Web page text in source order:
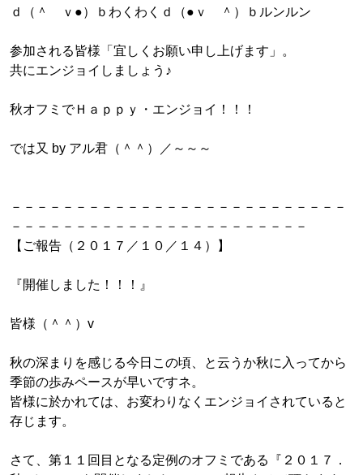
ｄ（＾ ｖ●）ｂわくわくｄ（●ｖ ＾）ｂルンルン
参加される皆様「宜しくお願い申し上げます」。
共にエンジョイしましょう♪
秋オフミでＨａｐｐｙ・エンジョイ！！！
では又 by アル君（＾＾）／～～～
－－－－－－－－－－－－－－－－－－－－－－－－－－
－－－－－－－－－－－－－－－－－－－－－－－
【ご報告（２０１７／１０／１４）】
『開催しました！！！』
皆様（＾＾）v
秋の深まりを感じる今日この頃、と云うか秋に入ってから
季節の歩みペースが早いですネ。
皆様に於かれては、お変わりなくエンジョイされていると
存じます。
さて、第１１回目となる定例のオフミである『２０１７．